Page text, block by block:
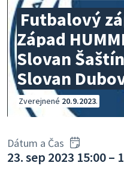
Futbalový
Západ
Slovan
Slovan
Zverejnené 20.9.2023.
Dátum a Čas
23. sep 2023 15:00 –